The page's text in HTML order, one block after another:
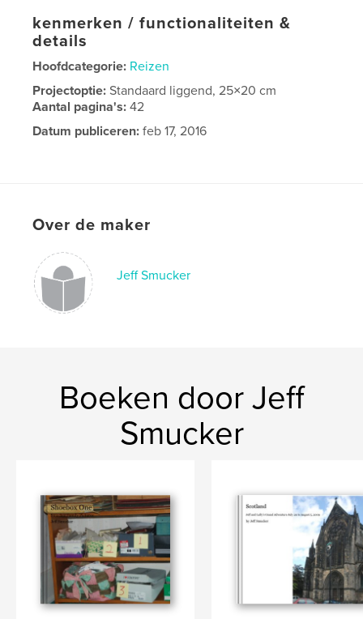
kenmerken / functionaliteiten &
details
Hoofdcategorie: Reizen
Projectoptie:Standaard liggend, 25×20 cm
Aantal pagina's:42
Datum publiceren: feb 17, 2016
Over de maker
Jeff Smucker
Boeken door Jeff
Smucker